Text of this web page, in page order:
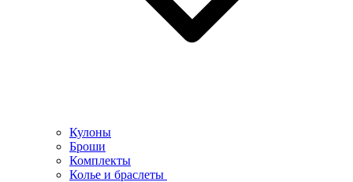
Кулоны
Броши
Комплекты
Колье и браслеты